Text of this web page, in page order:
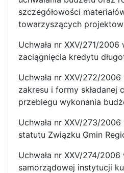
szczegółowości
towarzyszących
Uchwała nr XXV/271/2006
zaciągnięcia kredytu
Uchwała nr XXV/272/
zakresu i formy składanej
przebiegu wykonania
Uchwała nr XXV/273/
statutu Związku Gmin
Uchwała nr XXV/274/
samorządowej instytucji